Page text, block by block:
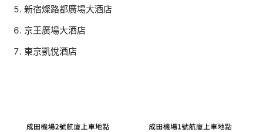
新宿燦路都廣場大酒店
京王廣場大酒店
東京凱悅酒店